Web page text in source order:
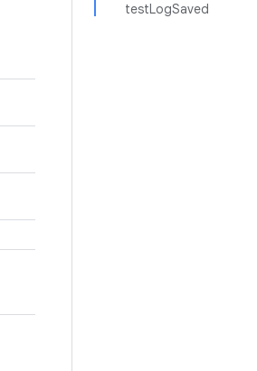
testLogSaved